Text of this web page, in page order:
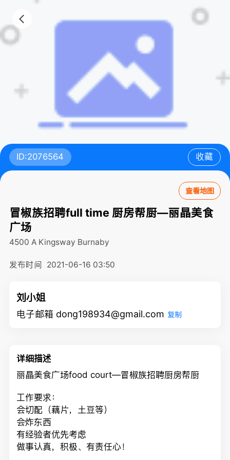
ID:2076564 收藏
查看地图
冒椒族招聘full time 厨房帮厨—丽晶美食
广场
4500 A Kingsway Burnaby
发布时间 2021-06-16 03:50
刘小姐
电子邮箱 dong198934@gmail.com 复制
详细描述
丽晶美食广场food court—冒椒族招聘厨房帮厨
工作要求：
会切配（藕片，土豆等）
会炸东西
有经验者优先考虑
做事认真，积极、有责任心！